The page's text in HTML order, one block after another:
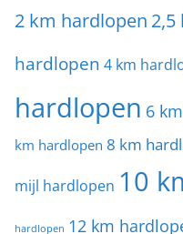
2 km hardlopen 2,5
hardlopen 4 km
hardlopen 6
km hardlopen 8 km
mijl hardlopen 10
hardlopen 12 km